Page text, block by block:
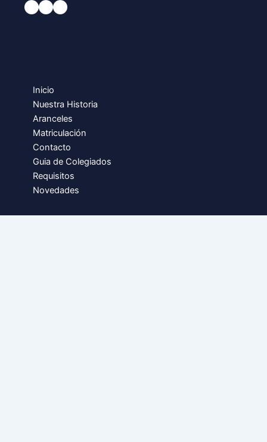
Inicio
Nuestra Historia
Aranceles
Matriculación
Contacto
Guia de Colegiados
Requisitos
Novedades